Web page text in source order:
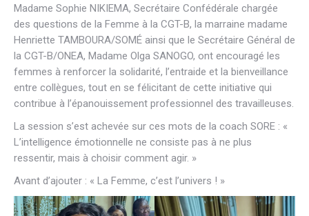
Madame Sophie NIKIEMA, Secrétaire Confédérale chargée
des questions de la Femme à la CGT-B, la marraine madame
Henriette TAMBOURA/SOMÉ ainsi que le Secrétaire Général de
la CGT-B/ONEA, Madame Olga SANOGO, ont encouragé les
femmes à renforcer la solidarité, l’entraide et la bienveillance
entre collègues, tout en se félicitant de cette initiative qui
contribue à l’épanouissement professionnel des travailleuses.
La session s’est achevée sur ces mots de la coach SORE : «
L’intelligence émotionnelle ne consiste pas à ne plus
ressentir, mais à choisir comment agir. »
Avant d’ajouter : « La Femme, c’est l’univers ! »